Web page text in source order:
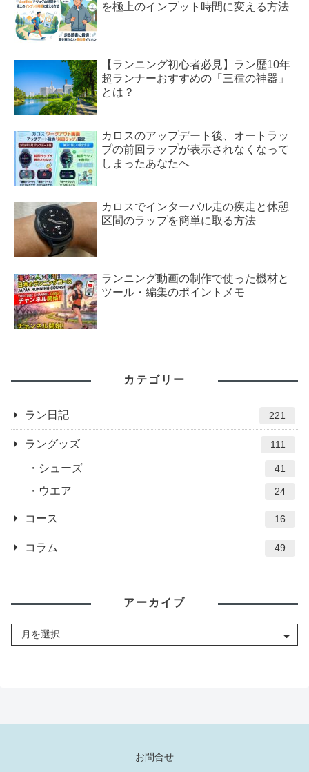
を極上のインプット時間に変える方法
【ランニング初心者必見】ラン歴10年
超ランナーおすすめの「三種の神器」
とは？
カロスのアップデート後、オートラッ
プの前回ラップが表示されなくなって
しまったあなたへ
カロスでインターバル走の疾走と休憩
区間のラップを簡単に取る方法
ランニング動画の制作で使った機材と
ツール・編集のポイントメモ
カテゴリー
ラン日記 221
ラングッズ 111
シューズ 41
ウエア 24
コース 16
コラム 49
アーカイブ
お問合せ